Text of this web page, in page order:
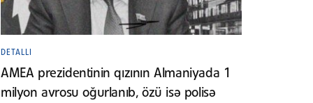
DETALLI
AMEA prezidentinin qızının Almaniyada 1
milyon avrosu oğurlanıb, özü isə polisə